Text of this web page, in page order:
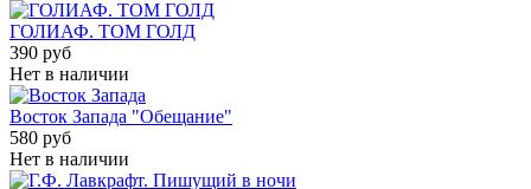
ГОЛИАФ. ТОМ ГОЛД
390 руб
Нет в наличии
Восток Запада "Обещание"
580 руб
Нет в наличии